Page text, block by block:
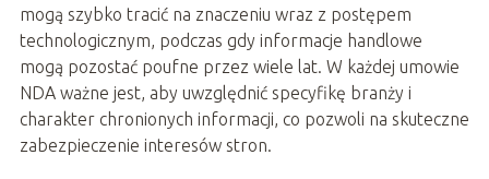
mogą szybko tracić na znaczeniu wraz z postępem
technologicznym, podczas gdy informacje handlowe
mogą pozostać poufne przez wiele lat. W każdej umowie
NDA ważne jest, aby uwzględnić specyfikę branży i
charakter chronionych informacji, co pozwoli na skuteczne
zabezpieczenie interesów stron.